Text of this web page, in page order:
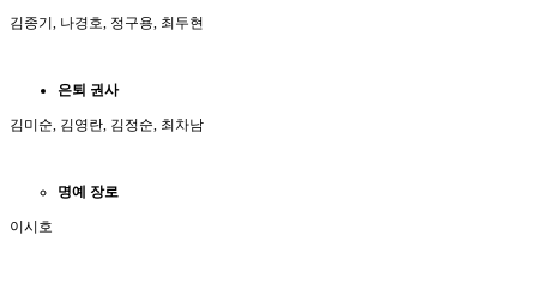
김종기, 나경호, 정구용, 최두현
은퇴 권사
김미순, 김영란, 김정순, 최차남
명예 장로
이시호